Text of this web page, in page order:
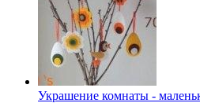
Украшение комнаты -